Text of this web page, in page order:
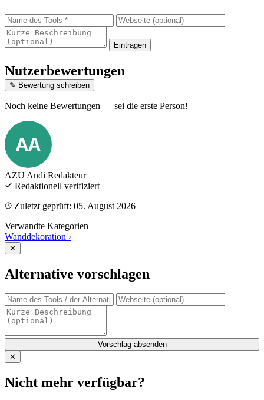
Eintragen
Nutzerbewertungen
✎ Bewertung schreiben
Noch keine Bewertungen — sei die erste Person!
AA
AZU Andi Redakteur
Redaktionell verifiziert
Zuletzt geprüft: 05. August 2026
Verwandte Kategorien
Wanddekoration ›
✕
Alternative vorschlagen
Vorschlag absenden
✕
Nicht mehr verfügbar?